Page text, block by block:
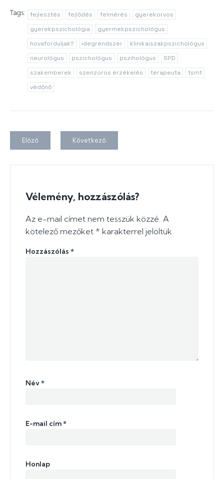
Tags: fejlesztés fejlődés felmérés
gyerekorvos
gyerekpszichológia
gyermekpszichológus
hovaforduljak?
idegrendszer
klinikaiszakpszichológus
neurológus
pszichológus pszihológus
SPD
szakemberek
szenzoros érzékelés terapeuta
tsmt
védőnő
Előző Következő
Vélemény, hozzászólás?
Az e-mail címet nem tesszük közzé. A
kötelező mezőket * karakterrel jelöltük
Hozzászólás *
Név*
E-mail cím*
Honlap